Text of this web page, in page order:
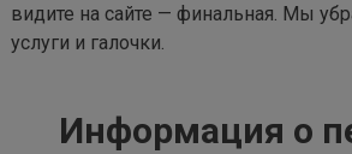
видите на сайте — финальная. Мы
услуги и галочки.
Информация о